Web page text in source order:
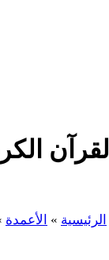
الرئيسية » الأعمدة